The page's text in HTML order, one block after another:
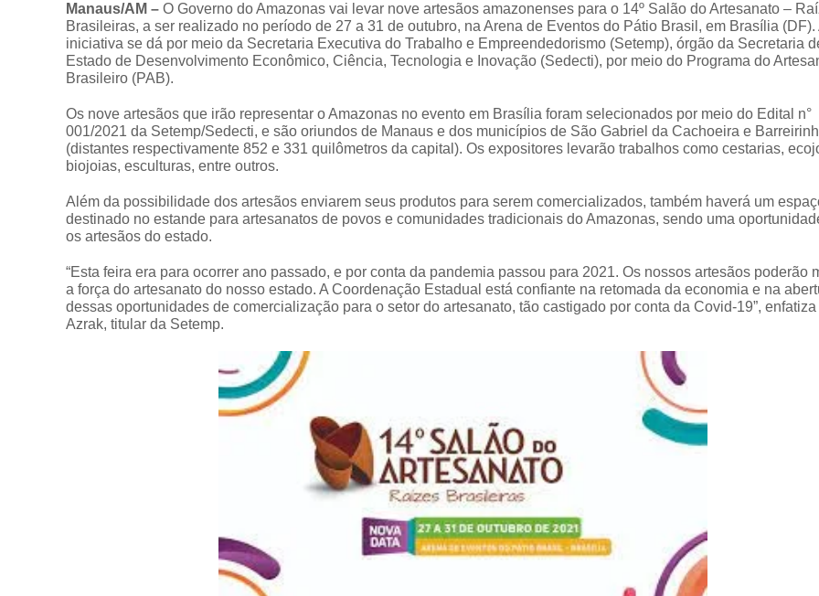
Manaus/AM – O Governo do Amazonas vai levar nove artesãos amazonenses para o 14º Salão do Artesanato –
Brasileiras, a ser realizado no período de 27 a 31 de outubro, na Arena de Eventos do Pátio Brasil, em Brasília (DF).
iniciativa se dá por meio da Secretaria Executiva do Trabalho e Empreendedorismo (Setemp), órgão da Secretaria
Estado de Desenvolvimento Econômico, Ciência, Tecnologia e Inovação (Sedecti), por meio do Programa do
Brasileiro (PAB).
Os nove artesãos que irão representar o Amazonas no evento em Brasília foram selecionados por meio do Edital n°
001/2021 da Setemp/Sedecti, e são oriundos de Manaus e dos municípios de São Gabriel da Cachoeira e
(distantes respectivamente 852 e 331 quilômetros da capital). Os expositores levarão trabalhos como cestarias,
biojoias, esculturas, entre outros.
Além da possibilidade dos artesãos enviarem seus produtos para serem comercializados, também haverá um
destinado no estande para artesanatos de povos e comunidades tradicionais do Amazonas, sendo uma
os artesãos do estado.
“Esta feira era para ocorrer ano passado, e por conta da pandemia passou para 2021. Os nossos artesãos poderão
a força do artesanato do nosso estado. A Coordenação Estadual está confiante na retomada da economia e na
dessas oportunidades de comercialização para o setor do artesanato, tão castigado por conta da Covid-19”,
Azrak, titular da Setemp.